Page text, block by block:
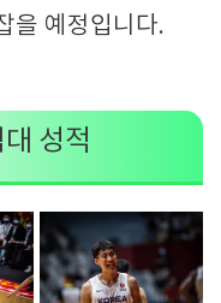
을 예정입니다.
성적